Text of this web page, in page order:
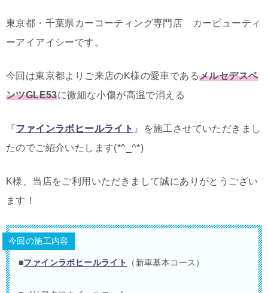
東京都・千葉県カーコーティング専門店 カービューティ
ーアイアイシーです。
今回は東京都よりご来店のK様の愛車であるメルセデスベ
ンツGLE53に微細な小傷が高温で消える
『ファインラボヒールライト 』を施工させていただきまし
たのでご紹介いたします(*^_^*)
K様、当店をご利用いただきまして誠にありがとうござい
ます！
今回の施工内容
■ファインラボヒールライト （新車基本コース）